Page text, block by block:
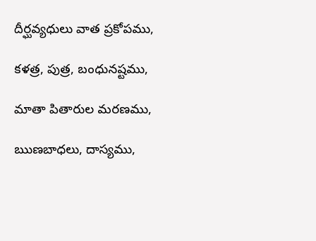
దీర్ఘవ్యధులు వాత ప్రకోపము,
కళత్ర, పుత్ర, బంధునష్టము,
మాతా పితారుల మరణము,
ఋణబాధలు, దాస్యము,